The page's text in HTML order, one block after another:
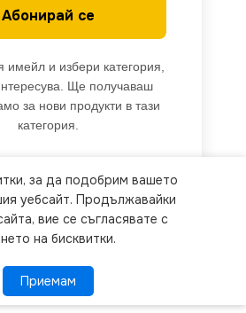
Абонирай се
имейл и избери категория,
Ще получаваш
за нови продукти в тази
категория.
your experience on our
this website, you agree to
of cookies.
за да подобрим вашето
уебсайт. Продължавайки
вие се съгласявате с
на бисквитки.
Приемам